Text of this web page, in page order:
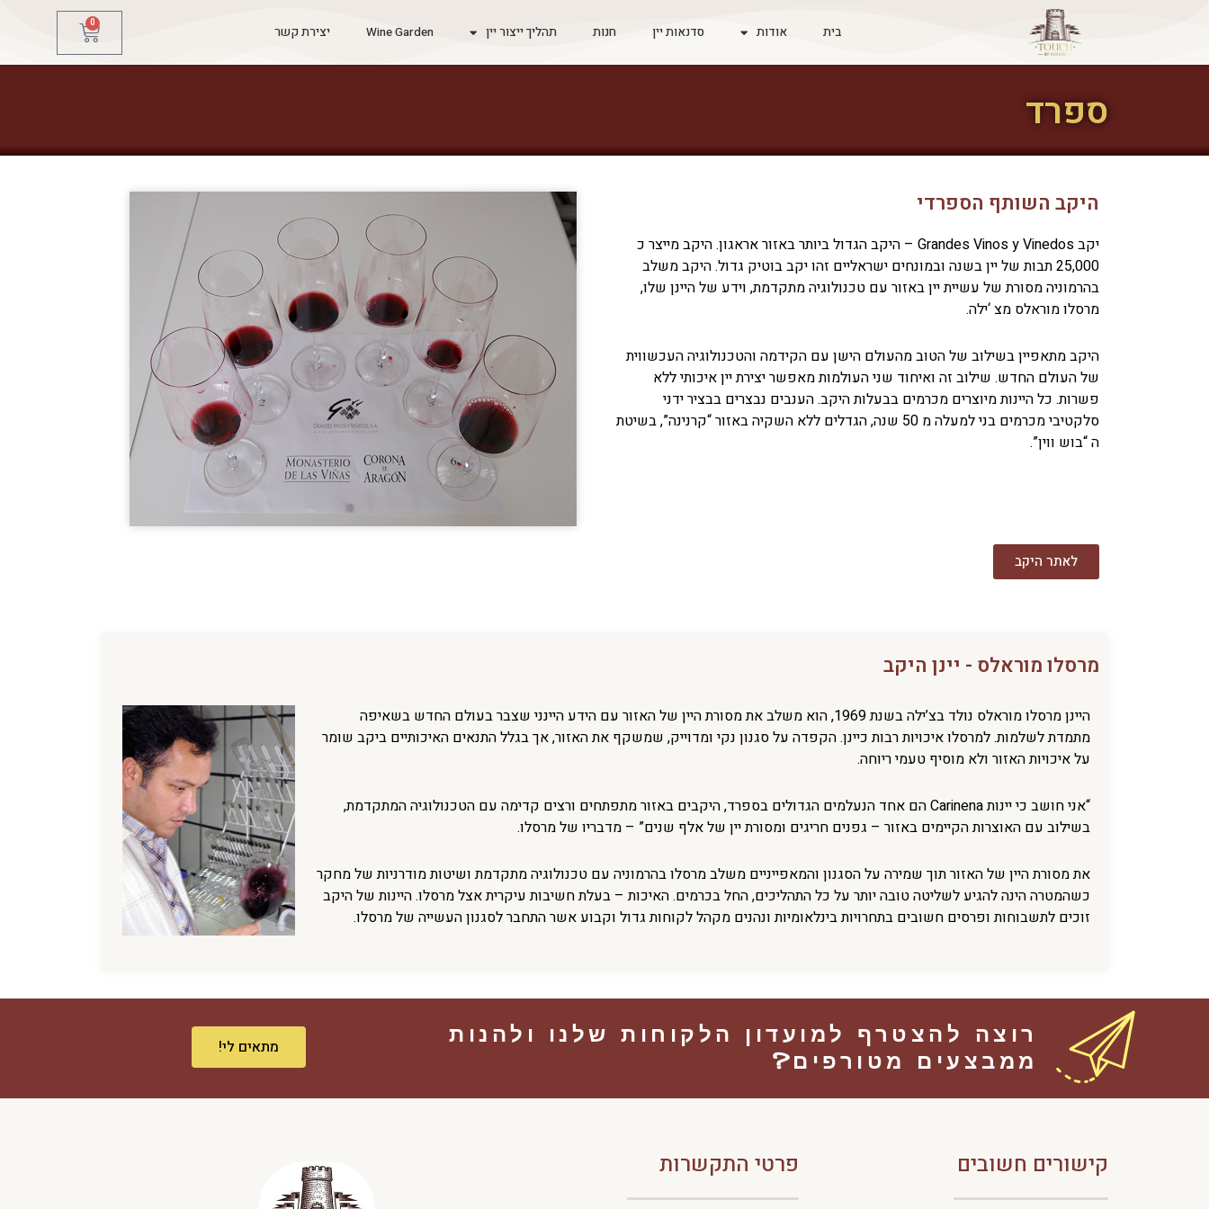
בית אודות סדנאות יין חנות תהליך ייצור יין Wine Garden יצירת קשר
0
ספרד
היקב השותף הספרדי
יקב Grandes Vinos y Vinedos – היקב הגדול ביותר באזור אראגון.
היקב מייצר כ
25,000 תבות של יין בשנה ובמונחים ישראליים זהו יקב בוטיק גדול.
היקב משלב
בהרמוניה מסורת של עשיית יין באזור עם טכנולוגיה מתקדמת, וידע של היינן שלו,
מרסלו מוראלס מצ ‘ילה.
היקב מתאפיין בשילוב של הטוב מהעולם הישן עם הקידמה והטכנולוגיה העכשווית
של העולם החדש. שילוב זה ואיחוד שני העולמות מאפשר יצירת יין איכותי ללא
פשרות. כל היינות מיוצרים מכרמים בבעלות היקב.הענבים נבצרים בבציר ידני
סלקטיבי מכרמים בני למעלה מ 50 שנה, הגדלים ללא השקיה באזור “קרנינה”, בשיטת
ה “בוש ווין”.
לאתר היקב
מרסלו מוראלס - יינן היקב
היינן מרסלו מוראלס נולד בצ’ילה בשנת 1969, הוא משלב את מסורת היין של האזור עם הידע היינני שצבר בעולם החדש בשאיפה
מתמדת לשלמות. למרסלו איכויות רבות כיינן. הקפדה על סגנון נקי ומדוייק, שמשקף את האזור, אך בגלל התנאים האיכותיים ביקב שומר
על איכויות האזור ולא מוסיף טעמי ריוחה.
“אני חושב כי יינות Carinena הם אחד הנעלמים הגדולים בספרד, היקבים באזור מתפתחים ורצים קדימה עם הטכנולוגיה המתקדמת,
בשילוב עם האוצרות הקיימים באזור – גפנים חריגים ומסורת יין של אלף שנים” – מדבריו של מרסלו.
את מסורת היין של האזור תוך שמירה על הסגנון והמאפייניים משלב מרסלו בהרמוניה עם טכנולוגיה מתקדמת ושיטות מודרניות של מחקר
כשהמטרה הינה להגיע לשליטה טובה יותר על כל התהליכים, החל בכרמים. האיכות – בעלת חשיבות עיקרית אצל מרסלו.היינות של היקב
זוכים לתשבוחות ופרסים חשובים בתחרויות בינלאומיות ונהנים מקהל לקוחות גדול וקבוע אשר התחבר לסגנון העשייה של מרסלו.
רוצה להצטרף למועדון הלקוחות שלנו ולהנות
ממבצעים מטורפים?
מתאים לי!
קישורים חשובים פרטי התקשרות